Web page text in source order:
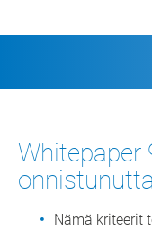
Whitepaper
Nämä kriteerit